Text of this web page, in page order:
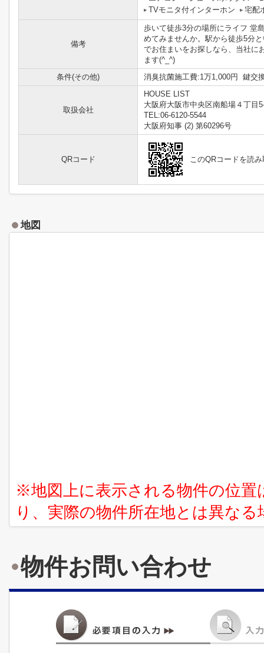
TVモニタ付インターホン
宅配
備考
歩いて徒歩3分の場所にライフ 堂
めてみませんか。駅から徒歩5分
でお住まいをお探しなら、当社に
ます(^_^)
条件(その他)
消臭抗菌施工費:1万1,000円 鍵交
取扱会社
HOUSE LIST
大阪府大阪市中央区南船場４丁目
TEL:06-6120-5544
大阪府知事 (2) 第60296号
QRコード このQRコードを読
地図
※地図上に表示される物件の位
り、実際の物件所在地とは異な
物件お問い合わせ